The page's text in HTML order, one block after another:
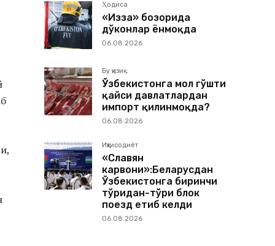
Ҳодиса
«Изза» бозорида
дўконлар ёнмоқда
06.08.2026
Бу қизиқ
Ўзбекистонга мол гўшти
қайси давлатлардан
импорт қилинмоқда?
06.08.2026
Иқтисодиёт
«Славян
карвони»:Беларусдан
Ўзбекистонга биринчи
тўғридан-тўғри блок
поезд етиб келди
06.08.2026